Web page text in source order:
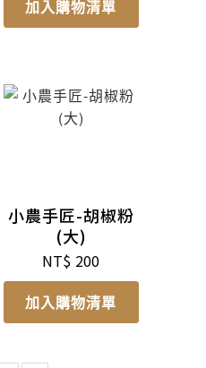
加入購物清單
小農手匠-胡椒粉
(大)
NT$ 200
加入購物清單